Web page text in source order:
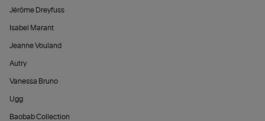
Jérôme Dreyfuss
Isabel Marant
Jeanne Vouland
Autry
Vanessa Bruno
Ugg
Baobab Collection